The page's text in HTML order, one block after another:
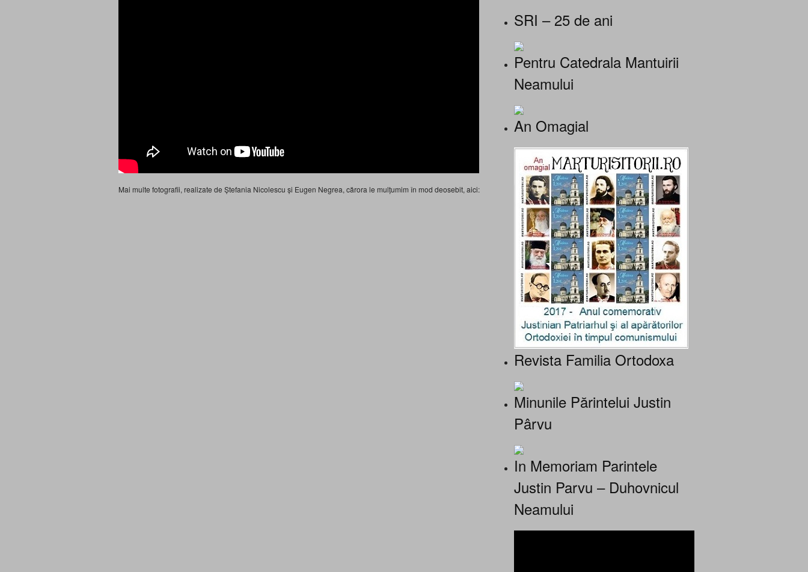
Mai multe fotografii, realizate de Ștefania Nicolescu și Eugen Negrea, cărora le mulțumim în mod deosebit, aici:
SRI – 25 de ani
Pentru Catedrala Mantuirii
Neamului
An Omagial
Revista Familia Ortodoxa
Minunile Părintelui Justin
Pârvu
In Memoriam Parintele
Justin Parvu – Duhovnicul
Neamului